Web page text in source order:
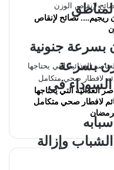
جنونية
بسرعة
في
وإزالة
ريجيم…. نصائح لإنقاص
الغذائية التي يحتاجها
لافطار صحي متكامل